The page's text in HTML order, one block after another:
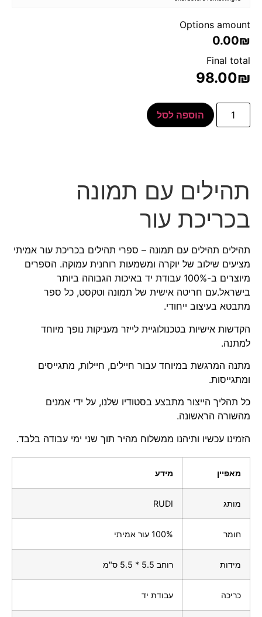
Options amount
0.00₪
Final total
98.00₪
הוספה לסל
תהילים עם תמונה
בכריכת עור
תהילים תהילים עם תמונה – ספרי תהילים בכריכת עור אמיתי
מציעים שילוב של יוקרה ומשמעות רוחנית עמוקה. הספרים
מיוצרים ב-100% עבודת יד באיכות הגבוהה ביותר
בישראל.עם חריטה אישית של תמונה וטקסט, כל ספר
מתבטא בעיצוב ייחודי.
הקדשות אישיות בטכנולוגיית לייזר מעניקות נופך מיוחד
למתנה.
מתנה המרגשת במיוחד עבור חיילים, חיילות, מתגייסים
ומתגייסות.
כל תהליך הייצור מתבצע בסטודיו שלנו, על ידי אמנים
מהשורה הראשונה.
הזמינו עכשיו ותיהנו ממשלוח מהיר תוך שני ימי עבודה בלבד.
מאפיין מידע
מותג RUDI
חומר 100% עור אמיתי
מידות רוחב 5.5 * 5.5 ס"מ
כריכה עבודת יד